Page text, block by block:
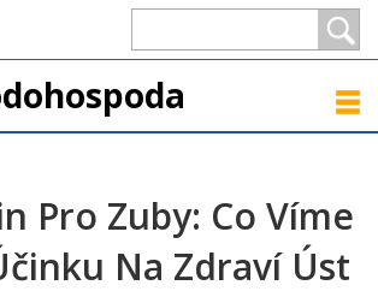
Pro Zuby: Co Víme
Na Zdraví Úst